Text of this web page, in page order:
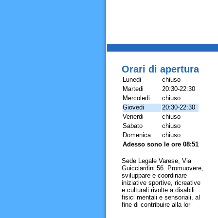
Orari di apertura
Lunedi
chiuso
Martedi
20:30-22:30
Mercoledi
chiuso
Giovedi
20:30-22:30
Venerdi
chiuso
Sabato
chiuso
Domenica
chiuso
Adesso sono le ore 08:51
Sede Legale Varese, Via
Guicciardini 56. Promuovere,
sviluppare e coordinare
iniziative sportive, ricreative
e culturali rivolte a disabili
fisici mentali e sensoriali, al
fine di contribuire alla lor